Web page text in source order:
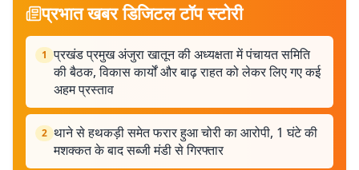
प्रभात खबर डिजिटल टॉप स्टोरी
1 प्रखंड प्रमुख अंजुरा खातून की अध्यक्षता में पंचायत समिति
की बैठक, विकास कार्यों और बाढ़ राहत को लेकर लिए गए कई
अहम प्रस्ताव
2 थाने से हथकड़ी समेत फरार हुआ चोरी का आरोपी, 1 घंटे की
मशक्कत के बाद सब्जी मंडी से गिरफ्तार